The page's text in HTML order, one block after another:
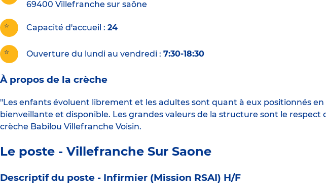
69400 Villefranche sur saône
Capacité d'accueil 24
Ouverture du lundi au vendredi : 7:30-18:30
À propos de la crèche
"Les enfants évoluent librement et les adultes sont quant à eux positionnés
bienveillante et disponible. Les grandes valeurs de la structure sont le
crèche Babilou Villefranche Voisin.
Le poste - Villefranche Sur Saone
Descriptif du poste - Infirmier (Mission RSAI) H/F